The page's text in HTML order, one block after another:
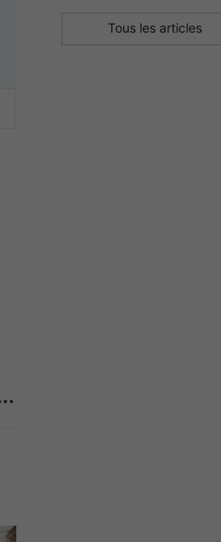
Tous les articles